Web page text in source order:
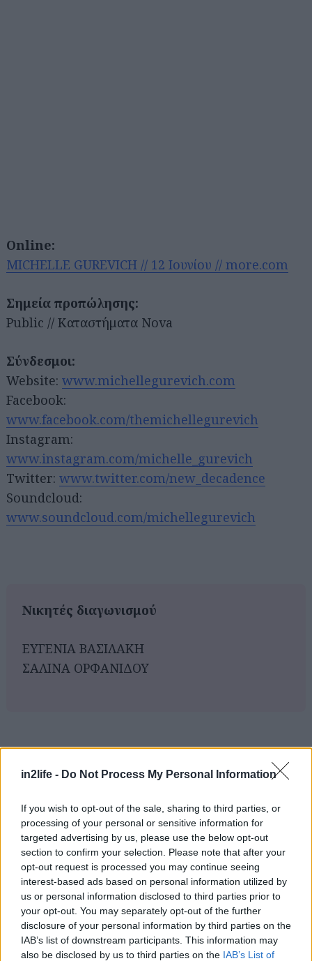
in2life - Do Not Process My Personal Information
If you wish to opt-out of the sale, sharing to third parties, or
processing of your personal or sensitive information for
targeted advertising by us, please use the below opt-out
section to confirm your selection. Please note that after your
opt-out request is processed you may continue seeing
interest-based ads based on personal information utilized by
us or personal information disclosed to third parties prior to
your opt-out. You may separately opt-out of the further
disclosure of your personal information by third parties on the
IAB’s list of downstream participants. This information may
also be disclosed by us to third parties on the IAB’s List of
Online:
MICHELLE GUREVICH // 12 Ιουνίου // more.com
Σημεία προπώλησης:
Public // Καταστήματα Nova
Σύνδεσμοι:
Website: www.michellegurevich.com
Facebook:
www.facebook.com/themichellegurevich
Instagram:
www.instagram.com/michelle_gurevich
Twitter: www.twitter.com/new_decadence
Soundcloud:
www.soundcloud.com/michellegurevich
Νικητές διαγωνισμού
ΕΥΓΕΝΙΑ ΒΑΣΙΛΑΚΗ
ΣΑΛΙΝΑ ΟΡΦΑΝΙΔΟΥ